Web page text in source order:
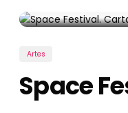
Artes
Space